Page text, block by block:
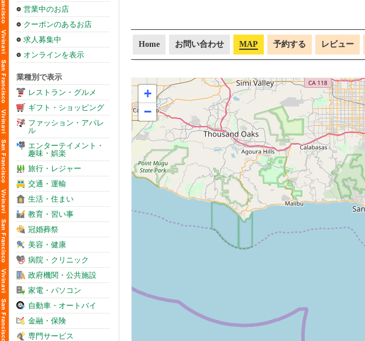
営業中のお店
クーポンのあるお店
求人募集中
オンラインを表示
業種別で表示
レストラン・グルメ
ギフト・ショッピング
ファッション・アパレ
ル
エンターテイメント・
趣味・娯楽
旅行・レジャー
交通・運輸
生活・住まい
教育・習い事
冠婚葬祭
美容・健康
病院・クリニック
政府機関・公共施設
家電・パソコン
自動車・オートバイ
金融・保険
専門サービス
Home お問い合わせ MAP 予約する レビュー
+
−